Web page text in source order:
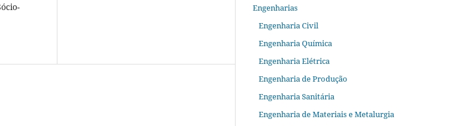
Engenharias
Engenharia Civil
Engenharia Química
Engenharia Elétrica
Engenharia de Produção
Engenharia Sanitária
Engenharia de Materiais e Metalurgia